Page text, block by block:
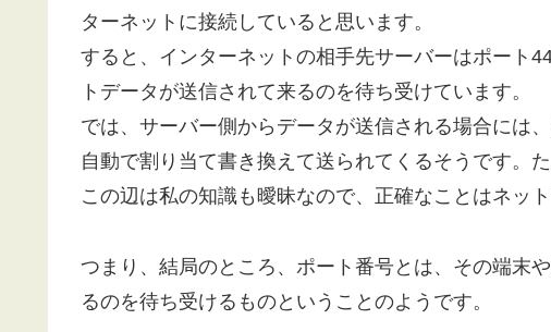
ターネットに接続していると思います。
すると、インターネットの相手先サーバーはポート
トデータが送信されて来るのを待ち受けています。
では、サーバー側からデータが送信される場合には
自動で割り当て書き換えて送られてくるそうです。た
この辺は私の知識も曖昧なので、正確なことはネッ
つまり、結局のところ、ポート番号とは、その端末
るのを待ち受けるものということのようです。